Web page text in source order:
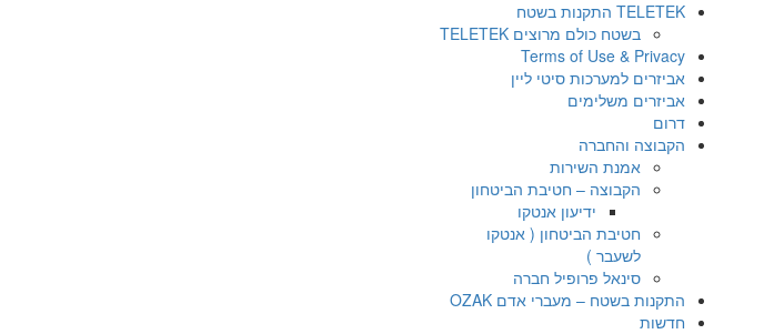
TELETEK התקנות בשטח
בשטח כולם מרוצים TELETEK
Terms of Use & Privacy
אביזרים למערכות סיטי ליין
אביזרים משלימים
דרום
הקבוצה והחברה
אמנת השירות
הקבוצה – חטיבת הביטחון
ידיעון אנטקו
חטיבת הביטחון ( אנטקו
לשעבר )
סינאל פרופיל חברה
התקנות בשטח – מעברי אדם OZAK
חדשות